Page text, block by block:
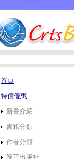
首頁
特價優惠
新書介紹
書籍分類
作者分類
歸正出版社